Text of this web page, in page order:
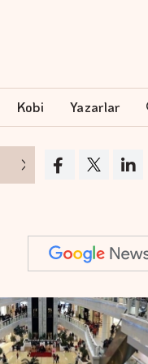
Kobi Yazarlar
Hakan Aran İş